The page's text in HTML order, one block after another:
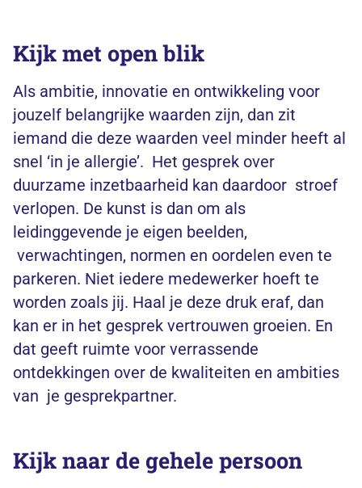
Kijk met open blik
Als ambitie, innovatie en ontwikkeling voor
jouzelf belangrijke waarden zijn, dan zit
iemand die deze waarden veel minder heeft al
snel ‘in je allergie’. Het gesprek over
duurzame inzetbaarheid kan daardoor stroef
verlopen. De kunst is dan om als
leidinggevende je eigen beelden,
verwachtingen, normen en oordelen even te
parkeren. Niet iedere medewerker hoeft te
worden zoals jij. Haal je deze druk eraf, dan
kan er in het gesprek vertrouwen groeien. En
dat geeft ruimte voor verrassende
ontdekkingen over de kwaliteiten en ambities
van je gesprekpartner.
Kijk naar de gehele persoon